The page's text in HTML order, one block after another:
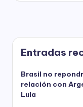
Entradas
Brasil no
relación con
Lula